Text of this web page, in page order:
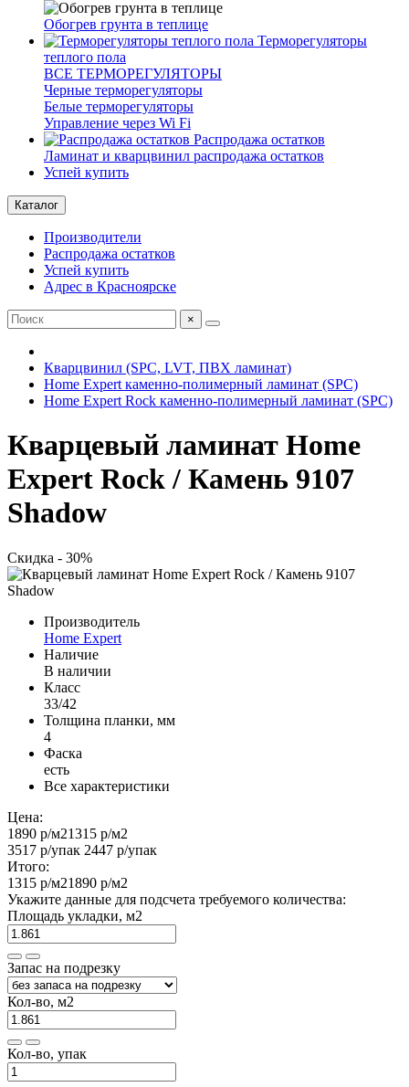
Обогрев грунта в теплице
Терморегуляторы
теплого пола
ВСЕ ТЕРМОРЕГУЛЯТОРЫ
Черные терморегуляторы
Белые терморегуляторы
Управление через Wi Fi
Распродажа остатков
Ламинат и кварцвинил распродажа остатков
Успей купить
Каталог
Производители
Распродажа остатков
Успей купить
Адрес в Красноярске
×
Кварцвинил (SPC, LVT, ПВХ ламинат)
Home Expert каменно-полимерный ламинат (SPC)
Home Expert Rock каменно-полимерный ламинат (SPC)
Кварцевый ламинат Home
Expert Rock / Камень 9107
Shadow
Скидка - 30%
Производитель
Home Expert
Наличие
В наличии
Класс
33/42
Толщина планки, мм
4
Фаска
есть
Все характеристики
Цена:
1890 р/м21315 р/м2
3517 р/упак 2447 р/упак
Итого:
1315 р/м21890 р/м2
Укажите данные для подсчета требуемого количества:
Площадь укладки, м2
Запас на подрезку
Кол-во, м2
Кол-во, упак